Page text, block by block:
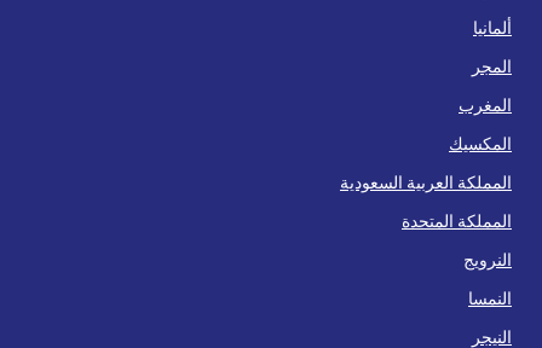
ألمانيا
المجر
المغرب
المكسيك
المملكة العربية السعودية
المملكة المتحدة
النرويج
النمسا
النيجر